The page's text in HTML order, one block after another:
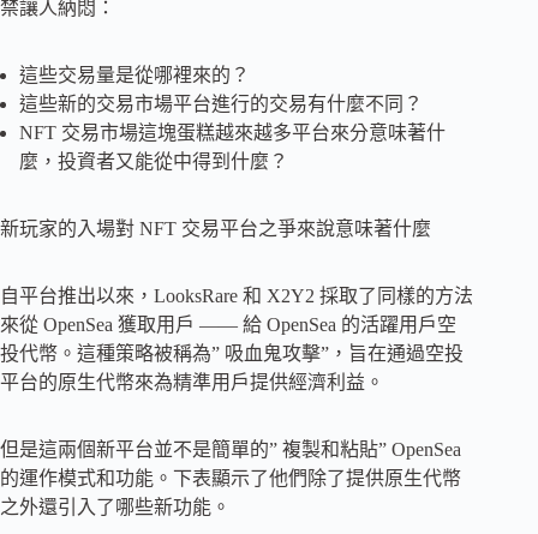
禁讓人納悶：
這些交易量是從哪裡來的？
這些新的交易市場平台進行的交易有什麼不同？
NFT 交易市場這塊蛋糕越來越多平台來分意味著什
麼，投資者又能從中得到什麼？
新玩家的入場對 NFT 交易平台之爭來說意味著什麼
自平台推出以來，LooksRare 和 X2Y2 採取了同樣的方法
來從 OpenSea 獲取用戶 —— 給 OpenSea 的活躍用戶空
投代幣。這種策略被稱為” 吸血鬼攻擊”，旨在通過空投
平台的原生代幣來為精準用戶提供經濟利益。
但是這兩個新平台並不是簡單的” 複製和粘貼” OpenSea
的運作模式和功能。下表顯示了他們除了提供原生代幣
之外還引入了哪些新功能。